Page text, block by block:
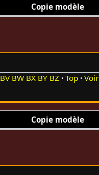
Copie modèle
BV BW BX BY BZ Top
Voir
Copie modèle